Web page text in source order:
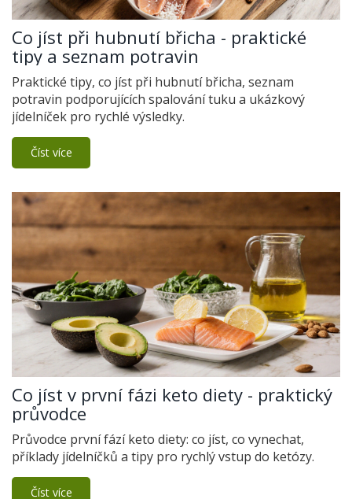
Co jíst při hubnutí břicha - praktické
tipy a seznam potravin
Praktické tipy, co jíst při hubnutí břicha, seznam
potravin podporujících spalování tuku a ukázkový
jídelníček pro rychlé výsledky.
Číst více
Co jíst v první fázi keto diety - praktický
průvodce
Průvodce první fází keto diety: co jíst, co vynechat,
příklady jídelníčků a tipy pro rychlý vstup do ketózy.
Číst více